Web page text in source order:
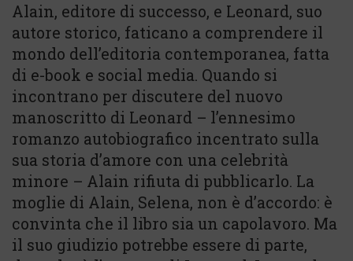
Alain, editore di successo, e Leonard, suo
autore storico, faticano a comprendere il
mondo dell’editoria contemporanea, fatta
di e-book e social media. Quando si
incontrano per discutere del nuovo
manoscritto di Leonard – l’ennesimo
romanzo autobiografico incentrato sulla
sua storia d’amore con una celebrità
minore – Alain rifiuta di pubblicarlo. La
moglie di Alain, Selena, non è d’accordo: è
convinta che il libro sia un capolavoro. Ma
il suo giudizio potrebbe essere di parte,